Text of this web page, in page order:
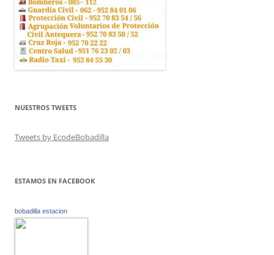
NUESTROS TWEETS
Tweets by EcodeBobadilla
ESTAMOS EN FACEBOOK
bobadilla estacion